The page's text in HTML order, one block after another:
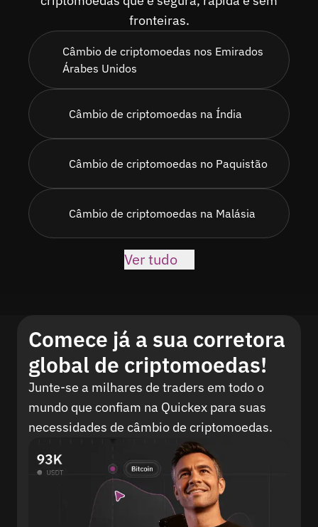
fronteiras.
Câmbio de criptomoedas nos Emirados
Árabes Unidos
Câmbio de criptomoedas na Índia
Câmbio de criptomoedas no Paquistão
Câmbio de criptomoedas na Malásia
Ver tudo
Comece já a sua corretora
global de criptomoedas!
Junte-se a milhares de traders em todo o
mundo que confiam na Quickex para suas
necessidades de câmbio de criptomoedas.